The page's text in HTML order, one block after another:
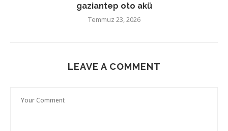
gaziantep oto akü
Temmuz 23, 2026
LEAVE A COMMENT